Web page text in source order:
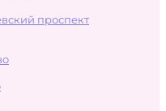
проспект